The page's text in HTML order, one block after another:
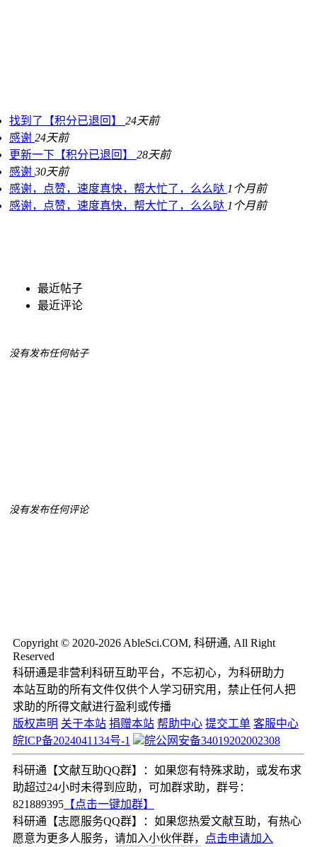
找到了【积分已退回】 24天前
感谢 24天前
更新一下【积分已退回】 28天前
感谢 30天前
感谢，点赞，速度真快，帮大忙了，么么哒 1个月前
感谢，点赞，速度真快，帮大忙了，么么哒 1个月前
最近帖子
最近评论
没有发布任何帖子
没有发布任何评论
Copyright © 2020-2026 AbleSci.COM, 科研通, All Right
Reserved
科研通是非营利科研互助平台，不忘初心，为科研助力
本站互助的所有文件仅供个人学习研究用，禁止任何人把
求助的所得文献进行盈利或传播
版权声明 关于本站 捐赠本站 帮助中心 提交工单 客服中心
皖ICP备2024041134号-1
皖公网安备34019202002308
科研通【文献互助QQ群】：如果您有特殊求助，或发布求
助超过24小时未得到应助，可加群求助，群号：
821889395 【点击一键加群】
科研通【志愿服务QQ群】：如果您热爱文献互助，有热心
愿意为更多人服务，请加入小伙伴群，
点击申请加入